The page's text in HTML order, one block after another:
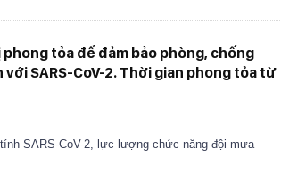
tỏa để đảm bảo phòng, chống
SARS-CoV-2. Thời gian phong tỏa từ
SARS-CoV-2, lực lượng chức năng đội mưa